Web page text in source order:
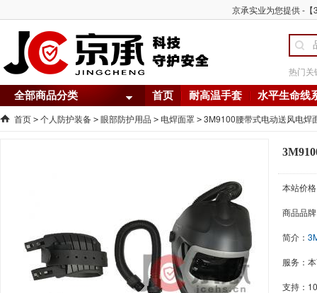
京承实业为您提供 -
热门关
全部商品分类 首页 耐高温手套 水平生命线
首页 > 个人防护装备 > 眼部防护用品 > 电焊面罩 > 3M9100腰带式电动送风电焊
本站价
商品品
简介：
服务：
支持：